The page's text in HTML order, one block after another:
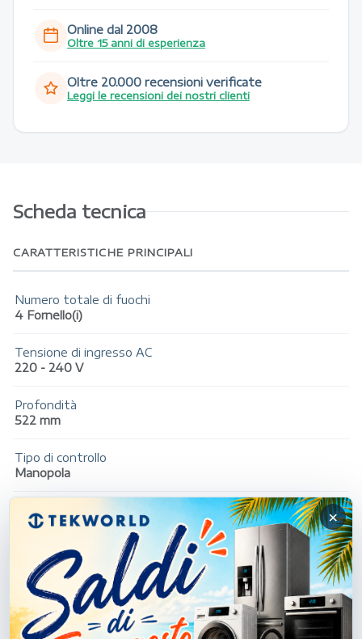
Online dal 2008
Oltre 15 anni di esperienza
Oltre 20.000 recensioni verificate
Leggi le recensioni dei nostri clienti
Scheda tecnica
CARATTERISTICHE PRINCIPALI
Numero totale di fuochi
4 Fornello(i)
Tensione di ingresso AC
220 - 240 V
Profondità
522 mm
Tipo di controllo
Manopola
Posizionamento dell'apparecchio
Da incasso
Profondità del compartimento
48 cm
Frequenza di ingresso AC
50 - 60 Hz
×